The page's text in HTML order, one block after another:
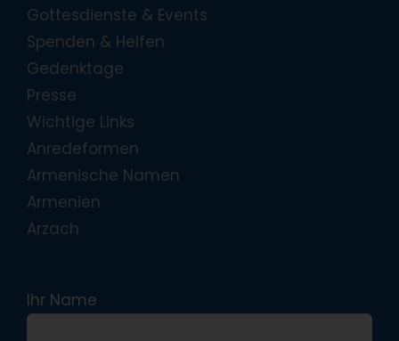
Gottesdienste & Events
Spenden & Helfen
Gedenktage
Presse
Wichtige Links
Anredeformen
Armenische Namen
Armenien
Arzach
Ihr Name